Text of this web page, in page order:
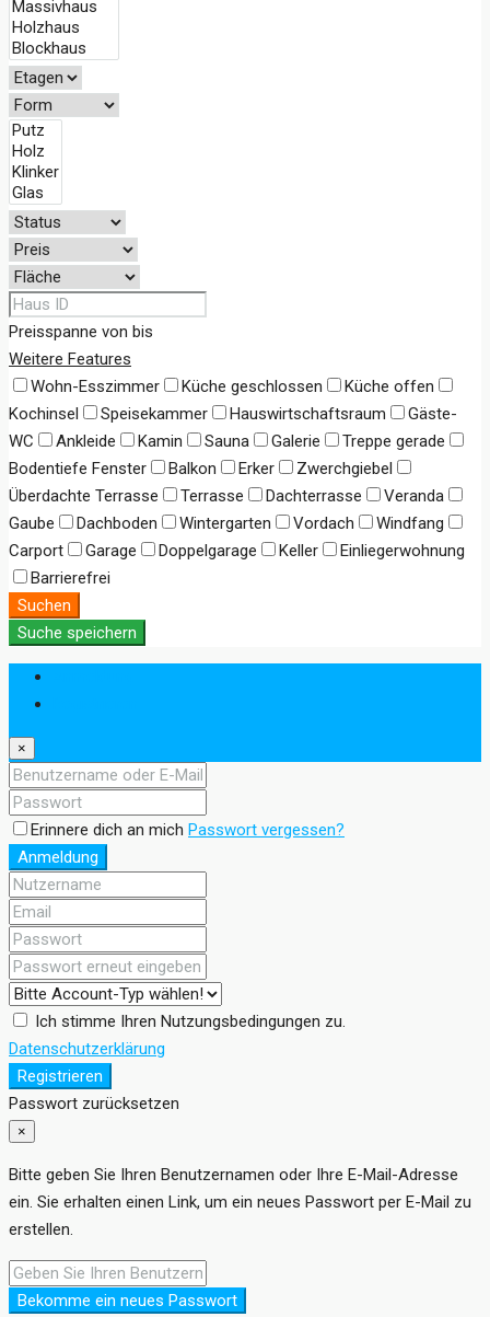
Preisspanne von bis
Weitere Features
Wohn-Esszimmer
Küche geschlossen
Küche offen
Kochinsel
Speisekammer Hauswirtschaftsraum
Gäste-
WC
Ankleide Kamin Sauna Galerie
Treppe gerade
Bodentiefe Fenster
Balkon Erker
Zwerchgiebel
Überdachte Terrasse
Terrasse Dachterrasse
Veranda
Gaube
Dachboden Wintergarten Vordach
Windfang
Carport
Garage Doppelgarage Keller
Einliegerwohnung
Barrierefrei
Suchen
Suche speichern
×
Erinnere dich an mich Passwort vergessen?
Anmeldung
Ich stimme Ihren Nutzungsbedingungen zu.
Datenschutzerklärung
Registrieren
Passwort zurücksetzen
×
Bitte geben Sie Ihren Benutzernamen oder Ihre E-Mail-Adresse
ein. Sie erhalten einen Link, um ein neues Passwort per E-Mail zu
erstellen.
Bekomme ein neues Passwort